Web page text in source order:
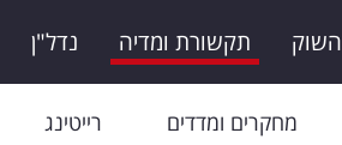
השוק תקשורת ומדיה נדל"ן
מחקרים ומדדים רייטינג